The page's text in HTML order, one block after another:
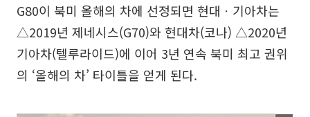
G80이 북미 올해의 차에 선정되면 현대ㆍ기아차는
△2019년 제네시스(G70)와 현대차(코나) △2020년
기아차(텔루라이드)에 이어 3년 연속 북미 최고 권위
의 ‘올해의 차’ 타이틀을 얻게 된다.